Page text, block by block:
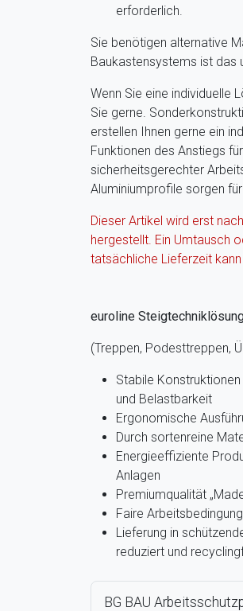
erforderlich.
Sie benötigen alternative
Baukastensystems ist das
Wenn Sie eine individuelle
Sie gerne.
erstellen Ihnen gerne ein
Funktionen des Anstiegs
sicherheitsgerechter
Aluminiumprofile sorgen
Dieser Artikel wird erst
hergestellt. Ein Umtausch
tatsächliche Lieferzeit
euroline
(Treppen, Podesttreppen,
Stabile
und Belastbarkeit
Ergonomische
Durch sortenreine
Energieeffiziente
Anlagen
Premiumqualität
Faire
Lieferung in
reduziert und
BG BAU